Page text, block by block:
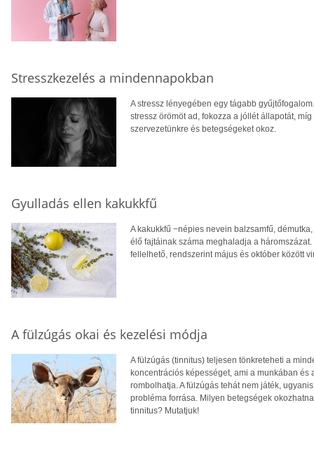
Stresszkezelés a mindennapokban
A stressz lényegében egy tágabb
stressz örömöt ad, fokozza a jóllét állapotát,
szervezetünkre és betegségeket okoz.
Gyulladás ellen kakukkfű
A kakukkfű −népies nevein balzsamfű,
élő fajtáinak száma meghaladja a
fellelhető, rendszerint május és október között
A fülzúgás okai és kezelési módja
A fülzúgás (tinnitus) teljesen tönkreteheti a
koncentrációs képességet, ami a munkában
rombolhatja. A fülzúgás tehát nem játék,
probléma forrása. Milyen betegségek
tinnitus? Mutatjuk!